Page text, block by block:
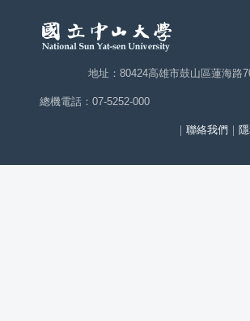
出版品
師生榮譽
地址：80424高雄市鼓山區蓮海路
總機電話：07-5252-000
｜ 聯絡我們 ｜